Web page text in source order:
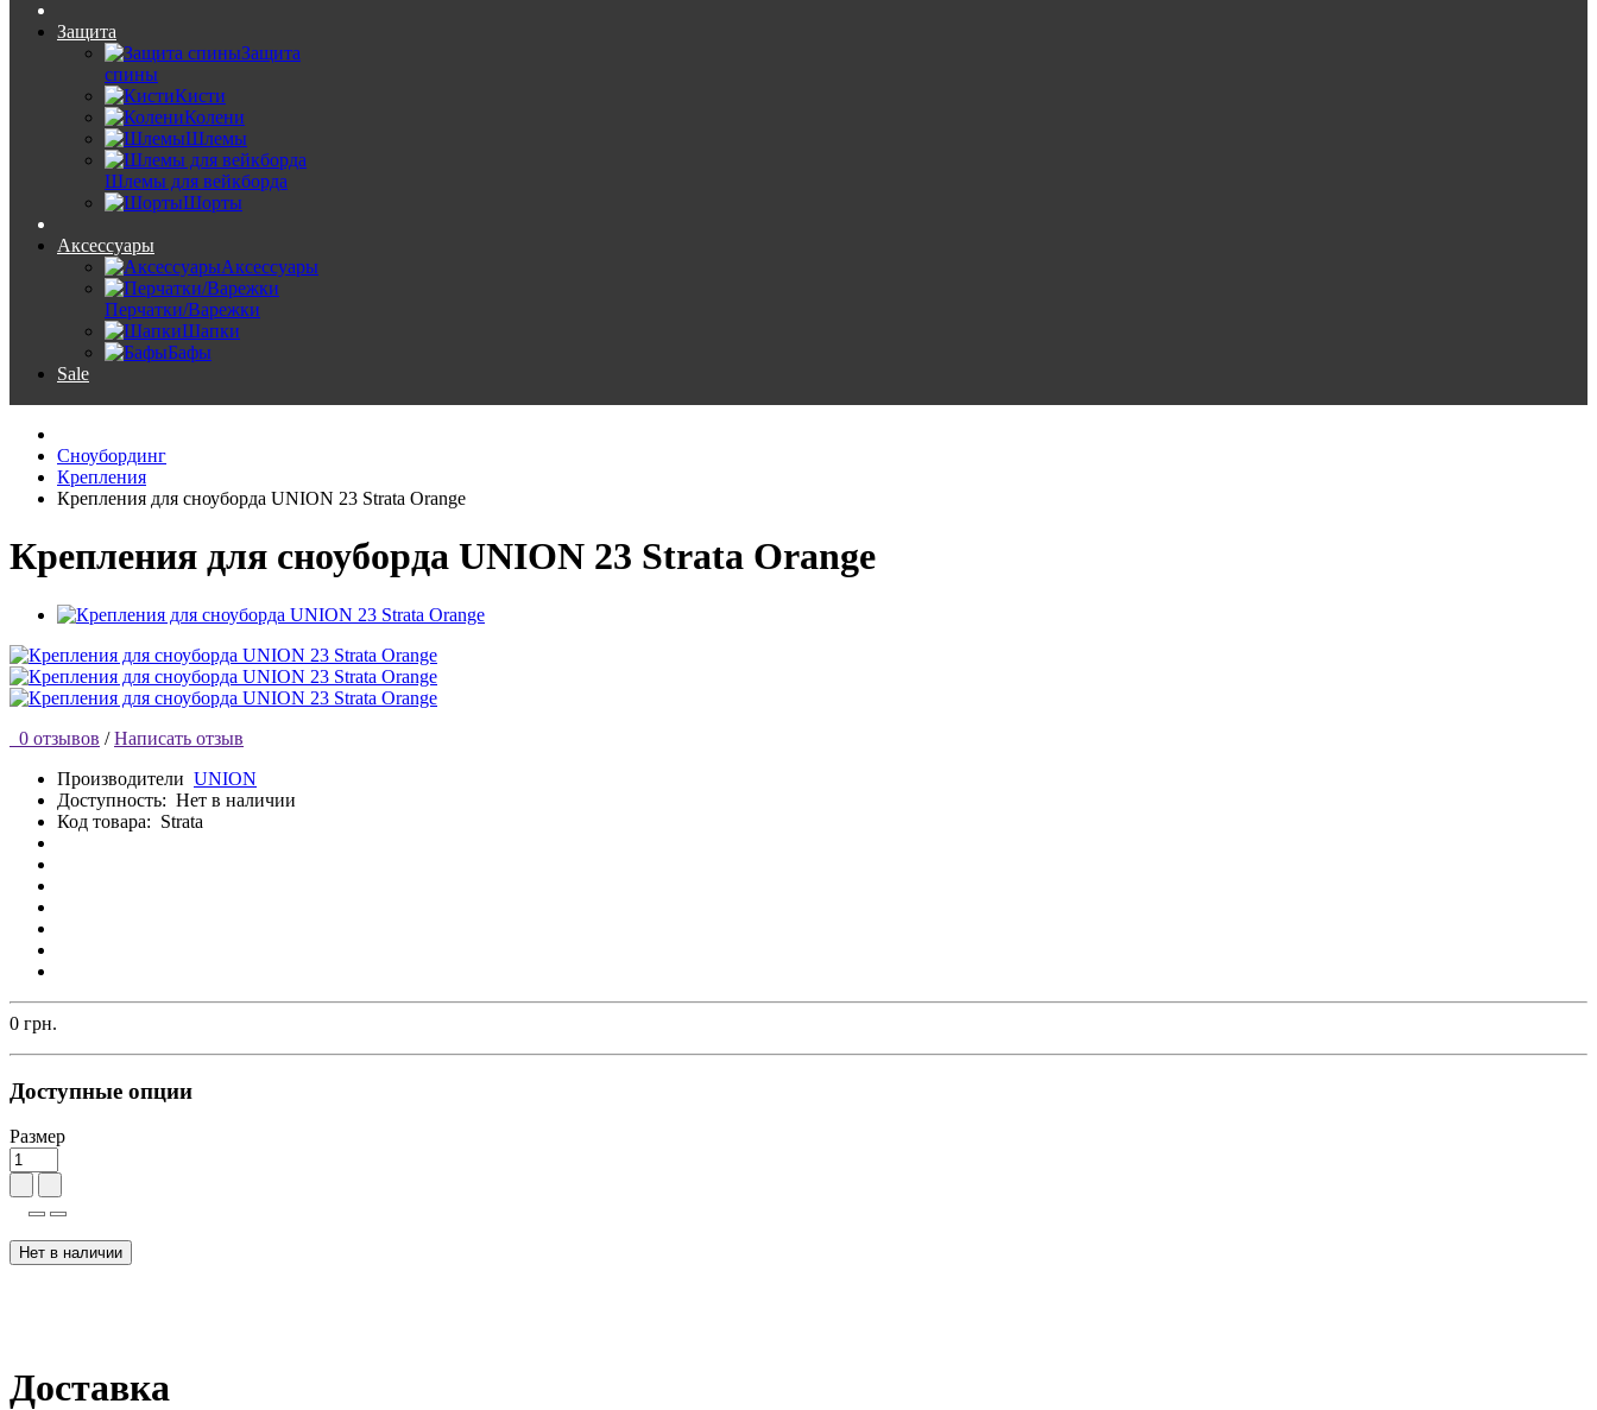
Защита
Защита
спины
Кисти
Колени
Шлемы
Шлемы для вейкборда
Шорты
Аксессуары
Аксессуары
Перчатки/Варежки
Шапки
Бафы
Sale
Сноубординг
Крепления
Крепления для сноуборда UNION 23 Strata Orange
Крепления для сноуборда UNION 23 Strata Orange
0 отзывов / Написать отзыв
Производители UNION
Доступность: Нет в наличии
Код товара: Strata
0 грн.
Доступные опции
Размер
Нет в наличии
Доставка